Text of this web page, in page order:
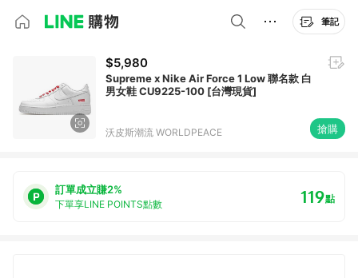
筆記
$5,980
Supreme x Nike Air Force 1 Low 聯名款 白
男女鞋 CU9225-100 [台灣現貨]
沃皮斯潮流 WORLDPEACE 搶購
訂單成立賺2%
下單享LINE POINTS點數 119點